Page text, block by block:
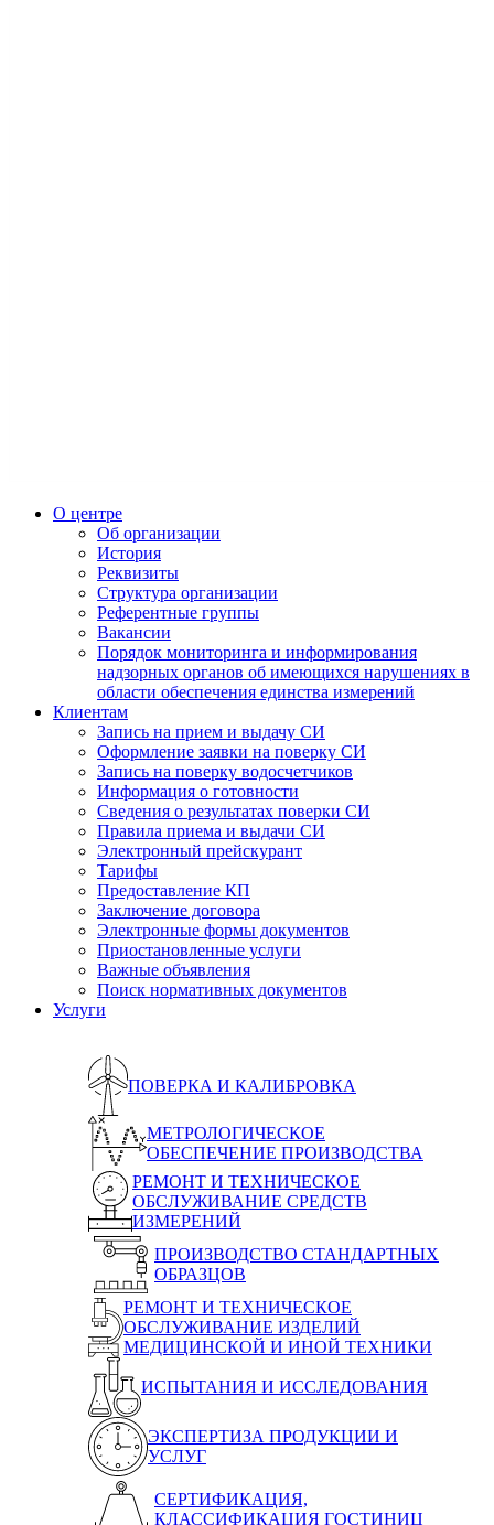
О центре
Об организации
История
Реквизиты
Структура организации
Референтные группы
Вакансии
Порядок мониторинга и информирования
надзорных органов об имеющихся нарушениях в
области обеспечения единства измерений
Клиентам
Запись на прием и выдачу СИ
Оформление заявки на поверку СИ
Запись на поверку водосчетчиков
Информация о готовности
Сведения о результатах поверки СИ
Правила приема и выдачи СИ
Электронный прейскурант
Тарифы
Предоставление КП
Заключение договора
Электронные формы документов
Приостановленные услуги
Важные объявления
Поиск нормативных документов
Услуги
ПОВЕРКА И КАЛИБРОВКА
МЕТРОЛОГИЧЕСКОЕ
ОБЕСПЕЧЕНИЕ ПРОИЗВОДСТВА
РЕМОНТ И ТЕХНИЧЕСКОЕ
ОБСЛУЖИВАНИЕ СРЕДСТВ
ИЗМЕРЕНИЙ
ПРОИЗВОДСТВО СТАНДАРТНЫХ
ОБРАЗЦОВ
РЕМОНТ И ТЕХНИЧЕСКОЕ
ОБСЛУЖИВАНИЕ ИЗДЕЛИЙ
МЕДИЦИНСКОЙ И ИНОЙ ТЕХНИКИ
ИСПЫТАНИЯ И ИССЛЕДОВАНИЯ
ЭКСПЕРТИЗА ПРОДУКЦИИ И
УСЛУГ
СЕРТИФИКАЦИЯ,
КЛАССИФИКАЦИЯ ГОСТИНИЦ